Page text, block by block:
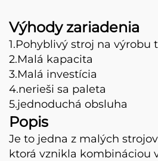
Výhody zariadenia
1.Pohyblivý stroj na výrobu
2.Malá kapacita
3.Malá investícia
4.nerieši sa paleta
5.jednoduchá obsluha
Popis
Je to jedna z malých
ktorá vznikla kombináciou